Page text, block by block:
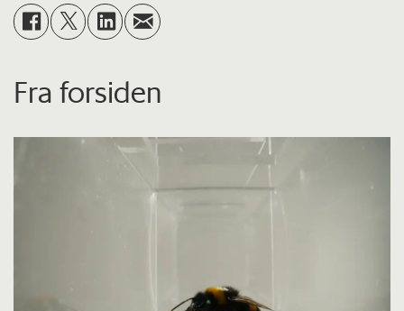
Fra forsiden